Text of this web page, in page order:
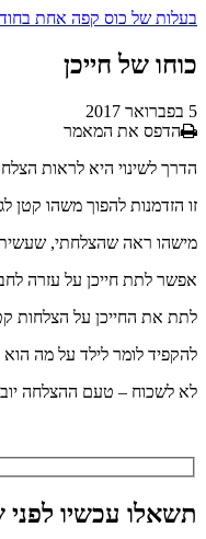
בעלות של כוס קפה אחת
כוחו של חייכן
5 בפברואר 2017
הדפס את המאמר
הדרך לשינוי היא לראות
זו הזדמנות להפוך משהו קטן
מישהו ראה שהצלחתי,
אפשר לתת חייכן על עזרה
לתת את החייכן על הצלחות
להקפיד לומר לילד על מה הוא
לא לשכוח – טעם ההצלחה
תשאלו עכשיו